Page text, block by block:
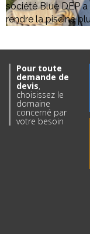
société Blue DEP
rendre la piscine
Pour toute
demande de
devis,
choisissez le
domaine
concerné par
votre besoin